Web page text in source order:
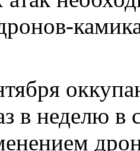
в неделю в